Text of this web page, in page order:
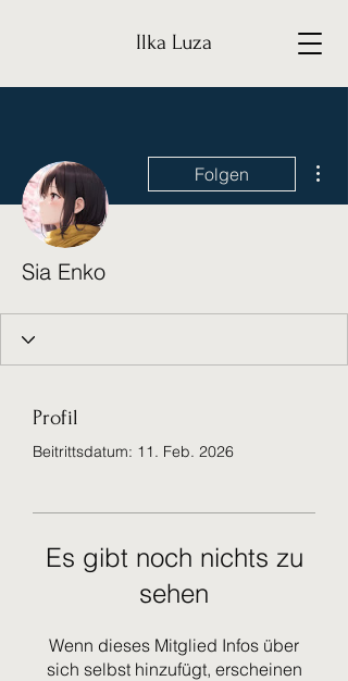
Ilka Luza
Folgen
Sia Enko
Profil
Beitrittsdatum: 11. Feb. 2026
Es gibt noch nichts zu
sehen
Wenn dieses Mitglied Infos über
sich selbst hinzufügt, erscheinen